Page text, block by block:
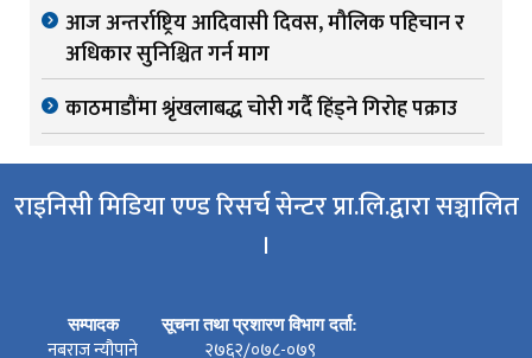
आज अन्तर्राष्ट्रिय आदिवासी दिवस, मौलिक पहिचान र
अधिकार सुनिश्चित गर्न माग
काठमाडौंमा श्रृंखलाबद्ध चोरी गर्दै हिंड्ने गिरोह पक्राउ
राइनिसी मिडिया एण्ड रिसर्च सेन्टर प्रा.लि.द्वारा सञ्चालित
।
सम्पादक
नबराज न्यौपाने
सूचना तथा प्रशारण विभाग दर्ता:
२७६२/०७८-०७९